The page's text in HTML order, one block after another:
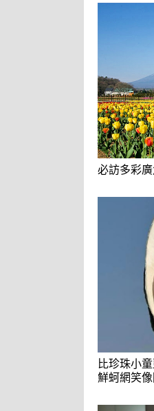
必訪多彩
比珍珠小
鮮蚵網笑